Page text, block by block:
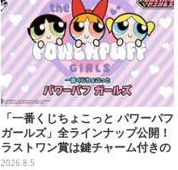
「一番くじちょこっと パワーパフ
ガールズ」全ラインナップ公開！
ラストワン賞は鍵チャーム付きの
シール帳スペシャルセットを用意
2026.8.5